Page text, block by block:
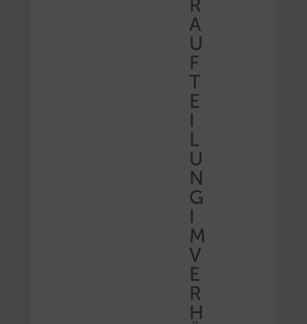
R
A
U
F
T
E
I
L
U
N
G
I
M
V
E
R
H